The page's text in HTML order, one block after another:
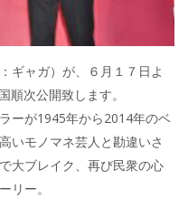
ギャガ）が、６月１７日よ
順次公開致します。
ーが1945年から2014年のベ
いモノマネ芸人と勘違いさ
大ブレイク、再び民衆の心
リー。